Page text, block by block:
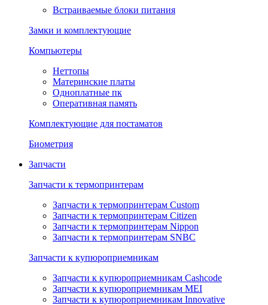
Встраиваемые блоки питания
Замки и комплектующие
Компьютеры
Неттопы
Материнские платы
Одноплатные пк
Оперативная память
Комплектующие для постаматов
Биометрия
Запчасти
Запчасти к термопринтерам
Запчасти к термопринтерам Custom
Запчасти к термопринтерам Citizen
Запчасти к термопринтерам Nippon
Запчасти к термопринтерам SNBC
Запчасти к купюроприемникам
Запчасти к купюроприемникам Cashcode
Запчасти к купюроприемникам MEI
Запчасти к купюроприемникам Innovative